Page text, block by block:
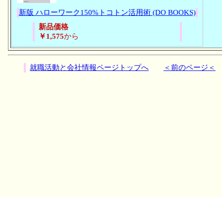
新版 ハローワーク150%トコトン活用術 (DO BOOKS)
新品価格
￥1,575から
就職活動と会社情報ページトップへ ＜前のページ＜